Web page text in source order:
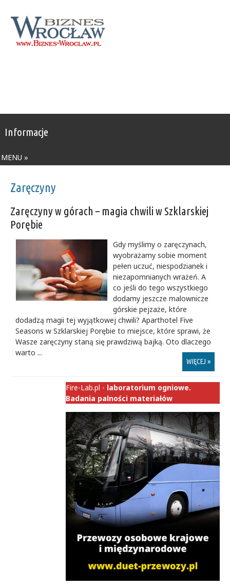
Informacje
MENU »
Zaręczyny
Zaręczyny w górach – magia chwili w Szklarskiej
Porębie
Gdy myślimy o zaręczynach,
wyobrażamy sobie moment
pełen uczuć, niespodzianek i
niezapomnianych wrażeń. A
co jeśli do tego wszystkiego
dodamy jeszcze malownicze
górskie pejzaże, które
dodadzą magii tej wyjątkowej chwili? Aparthotel Five
Seasons w Szklarskiej Porębie to miejsce, które sprawi, że
Wasze zaręczyny staną się prawdziwą bajką. Oto dlaczego
warto ...
WIĘCEJ »
Fire-Lab.pl - laboratorium ogniowe.
Badania palności materiałów